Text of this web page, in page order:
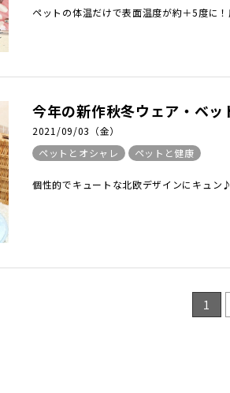
ペットの体温だけで表面温度が約＋5度に
今年の新作秋冬ウェア・ベ
2021/09/03（金）
ペットとオシャレ
ペットと健康
個性的でキュートな北欧デザインにキュ
1